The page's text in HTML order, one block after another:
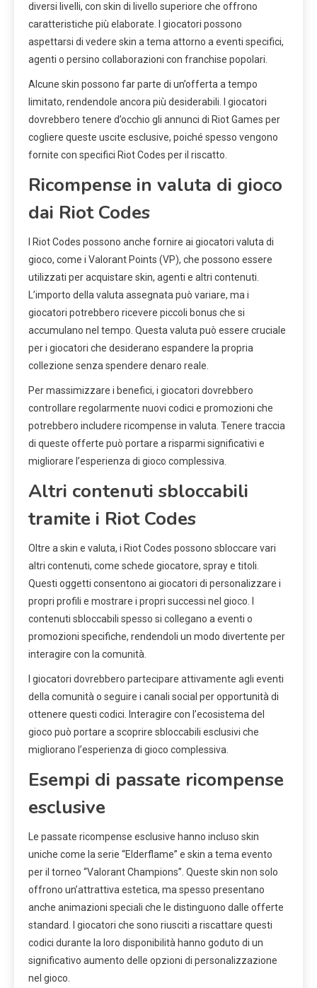
diversi livelli, con skin di livello superiore che offrono
caratteristiche più elaborate. I giocatori possono
aspettarsi di vedere skin a tema attorno a eventi specifici,
agenti o persino collaborazioni con franchise popolari.
Alcune skin possono far parte di un’offerta a tempo
limitato, rendendole ancora più desiderabili. I giocatori
dovrebbero tenere d’occhio gli annunci di Riot Games per
cogliere queste uscite esclusive, poiché spesso vengono
fornite con specifici Riot Codes per il riscatto.
Ricompense in valuta di gioco
dai Riot Codes
I Riot Codes possono anche fornire ai giocatori valuta di
gioco, come i Valorant Points (VP), che possono essere
utilizzati per acquistare skin, agenti e altri contenuti.
L’importo della valuta assegnata può variare, ma i
giocatori potrebbero ricevere piccoli bonus che si
accumulano nel tempo. Questa valuta può essere cruciale
per i giocatori che desiderano espandere la propria
collezione senza spendere denaro reale.
Per massimizzare i benefici, i giocatori dovrebbero
controllare regolarmente nuovi codici e promozioni che
potrebbero includere ricompense in valuta. Tenere traccia
di queste offerte può portare a risparmi significativi e
migliorare l’esperienza di gioco complessiva.
Altri contenuti sbloccabili
tramite i Riot Codes
Oltre a skin e valuta, i Riot Codes possono sbloccare vari
altri contenuti, come schede giocatore, spray e titoli.
Questi oggetti consentono ai giocatori di personalizzare i
propri profili e mostrare i propri successi nel gioco. I
contenuti sbloccabili spesso si collegano a eventi o
promozioni specifiche, rendendoli un modo divertente per
interagire con la comunità.
I giocatori dovrebbero partecipare attivamente agli eventi
della comunità o seguire i canali social per opportunità di
ottenere questi codici. Interagire con l’ecosistema del
gioco può portare a scoprire sbloccabili esclusivi che
migliorano l’esperienza di gioco complessiva.
Esempi di passate ricompense
esclusive
Le passate ricompense esclusive hanno incluso skin
uniche come la serie “Elderflame” e skin a tema evento
per il torneo “Valorant Champions”. Queste skin non solo
offrono un’attrattiva estetica, ma spesso presentano
anche animazioni speciali che le distinguono dalle offerte
standard. I giocatori che sono riusciti a riscattare questi
codici durante la loro disponibilità hanno goduto di un
significativo aumento delle opzioni di personalizzazione
nel gioco.